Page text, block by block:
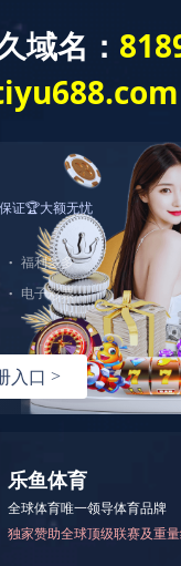
委员会的职权范围] 薪…
总数：2 1 页次：1/1
热线：151-9017-0656